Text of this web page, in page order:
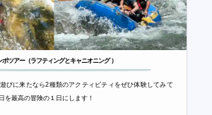
ボツアー（ラフティングとキャニオニング ）
びに来たなら2種類のアクティビティをぜひ体験してみて
を最高の冒険の１日にします！